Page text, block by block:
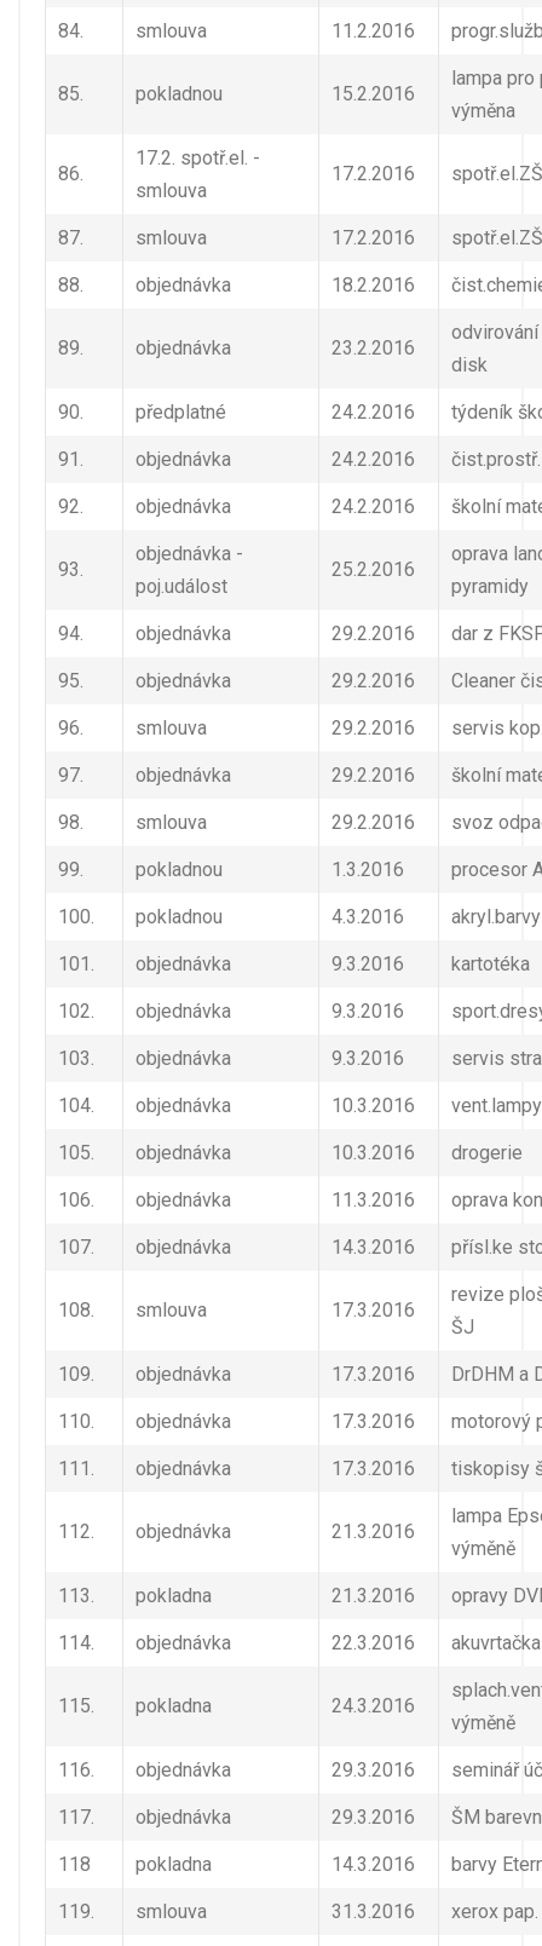
84. smlouva 11.2.2016
85. pokladnou 15.2.2016
lampa
výměna
86.
17.2. spotř.el. -
smlouva
17.2.2016 spotř.el.ZŠ
87. smlouva 17.2.2016 spotř.el.ZŠ
88. objednávka 18.2.2016
89. objednávka 23.2.2016
disk
90. předplatné 24.2.2016 týdeník
91. objednávka 24.2.2016 čist.prostř.
92. objednávka 24.2.2016 školní
93.
objednávka -
poj.událost
25.2.2016
oprava
pyramidy
94. objednávka 29.2.2016 dar z
95. objednávka 29.2.2016 Cleaner
96. smlouva 29.2.2016 servis
97. objednávka 29.2.2016 školní
98. smlouva 29.2.2016 svoz
99. pokladnou 1.3.2016 procesor
100. pokladnou 4.3.2016 akryl.barvy
101. objednávka 9.3.2016 kartotéka
102. objednávka 9.3.2016
103. objednávka 9.3.2016 servis
104. objednávka 10.3.2016
105. objednávka 10.3.2016 drogerie
106. objednávka 11.3.2016 oprava
107. objednávka 14.3.2016 přísl.ke
108. smlouva 17.3.2016
revize
ŠJ
109. objednávka 17.3.2016 DrDHM a
110. objednávka 17.3.2016 motorový
111. objednávka 17.3.2016 tiskopisy
112. objednávka 21.3.2016
lampa
výměně
113. pokladna 21.3.2016 opravy
114. objednávka 22.3.2016 akuvrtačka
115. pokladna 24.3.2016
výměně
116. objednávka 29.3.2016 seminář
117. objednávka 29.3.2016 ŠM
118 pokladna 14.3.2016 barvy
119. smlouva 31.3.2016 xerox pap.